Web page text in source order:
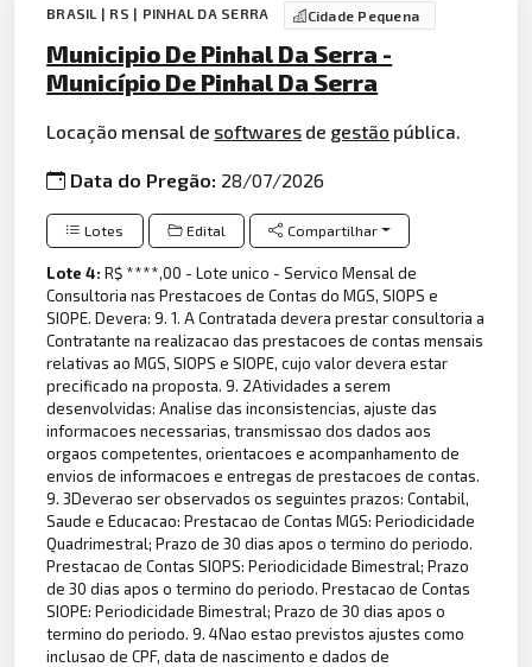
BRASIL | RS | PINHAL DA SERRA Cidade Pequena
Municipio De Pinhal Da Serra -
Município De Pinhal Da Serra
Locação mensal de softwares de gestão pública.
Data do Pregão: 28/07/2026
Lotes Edital Compartilhar
Lote 4:R$ ****,00 - Lote unico - Servico Mensal de
Consultoria nas Prestacoes de Contas do MGS, SIOPS e
SIOPE. Devera: 9. 1. A Contratada devera prestar consultoria a
Contratante na realizacao das prestacoes de contas mensais
relativas ao MGS, SIOPS e SIOPE, cujo valor devera estar
precificado na proposta. 9. 2Atividades a serem
desenvolvidas: Analise das inconsistencias, ajuste das
informacoes necessarias, transmissao dos dados aos
orgaos competentes, orientacoes e acompanhamento de
envios de informacoes e entregas de prestacoes de contas.
9. 3Deverao ser observados os seguintes prazos: Contabil,
Saude e Educacao: Prestacao de Contas MGS: Periodicidade
Quadrimestral; Prazo de 30 dias apos o termino do periodo.
Prestacao de Contas SIOPS: Periodicidade Bimestral; Prazo
de 30 dias apos o termino do periodo. Prestacao de Contas
SIOPE: Periodicidade Bimestral; Prazo de 30 dias apos o
termino do periodo. 9. 4Nao estao previstos ajustes como
inclusao de CPF, data de nascimento e dados de